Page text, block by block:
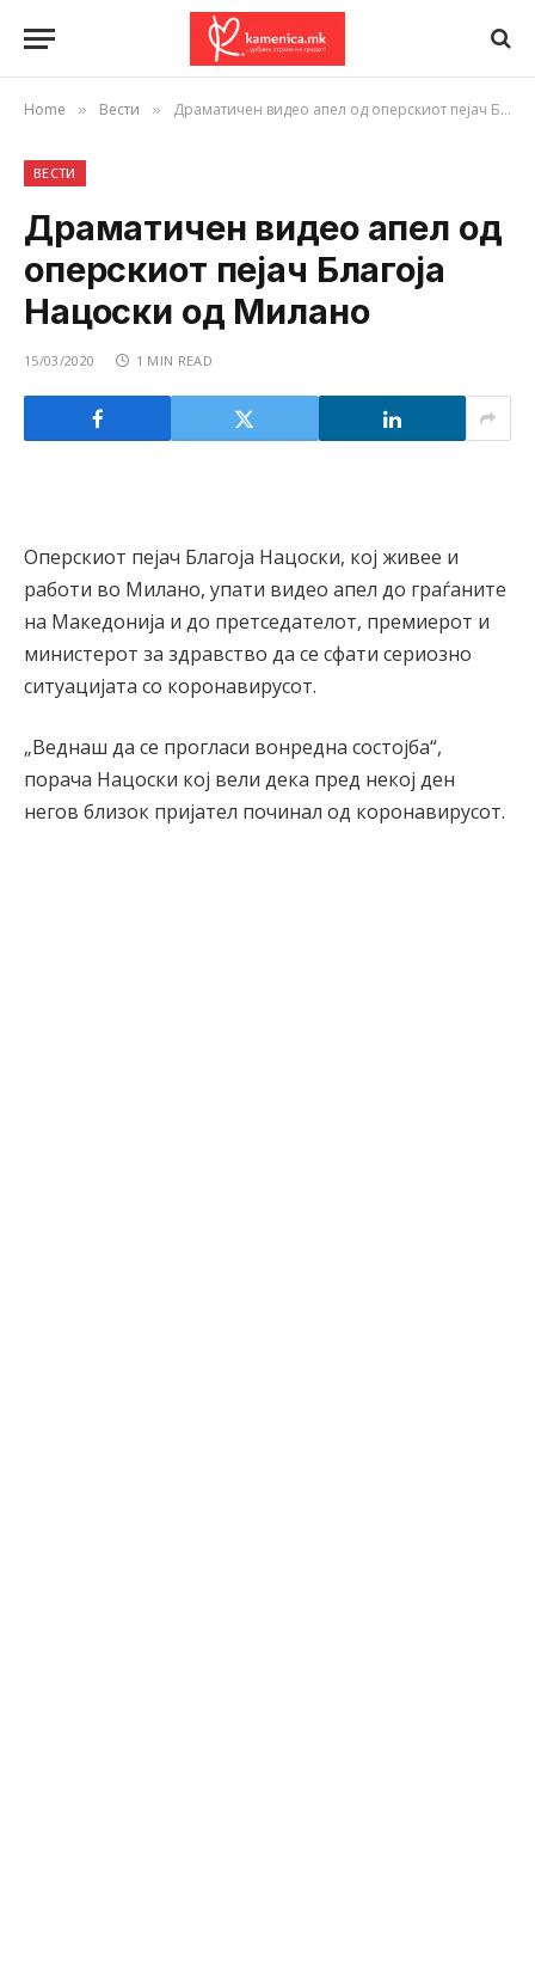
Home » Вести » Драматичен видео апел од оперскиот пејач Благоја Нацоски од Милано
ВЕСТИ
Драматичен видео апел од
оперскиот пејач Благоја
Нацоски од Милано
15/03/2020 1 MIN READ
Оперскиот пејач Блaгоја Нацоски, кој живее и
работи во Милано, упати видео апел до граѓаните
на Македонија и до претседателот, премиерот и
министерот за здравство да се сфати сериозно
ситуацијата со коронавирусот.
„Веднаш да се прогласи вонредна состојба“,
порача Нацоски кој вели дека пред некој ден
негов близок пријател починал од коронавирусот.